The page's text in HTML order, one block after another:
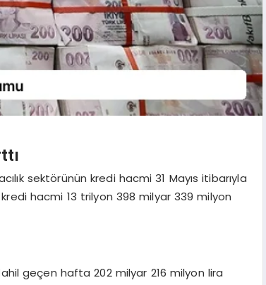
sektörünün kredi hacmi 31 Mayıs itibarıyla
hacmi 13 trilyon 398 milyar 339 milyon
geçen hafta 202 milyar 216 milyon lira